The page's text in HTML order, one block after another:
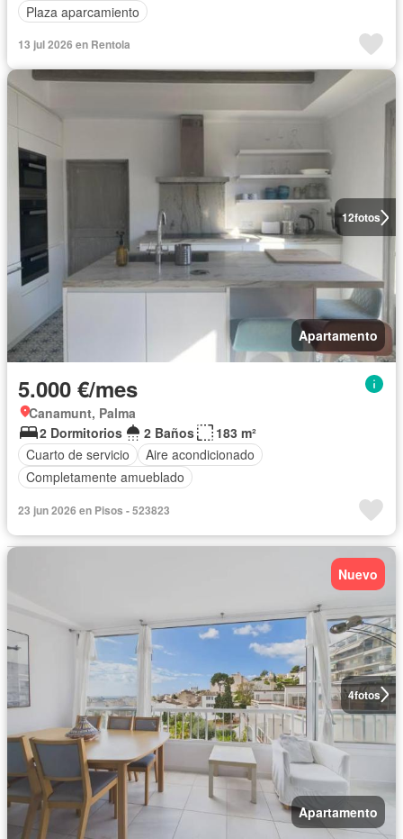
Plaza aparcamiento
13 jul 2026 en Rentola
12fotos
Apartamento
5.000 €/mes
Canamunt, Palma
2 Dormitorios
2 Baños
183 m²
Cuarto de servicio
Aire acondicionado
Completamente amueblado
23 jun 2026 en Pisos - 523823
4fotos
Nuevo
Apartamento